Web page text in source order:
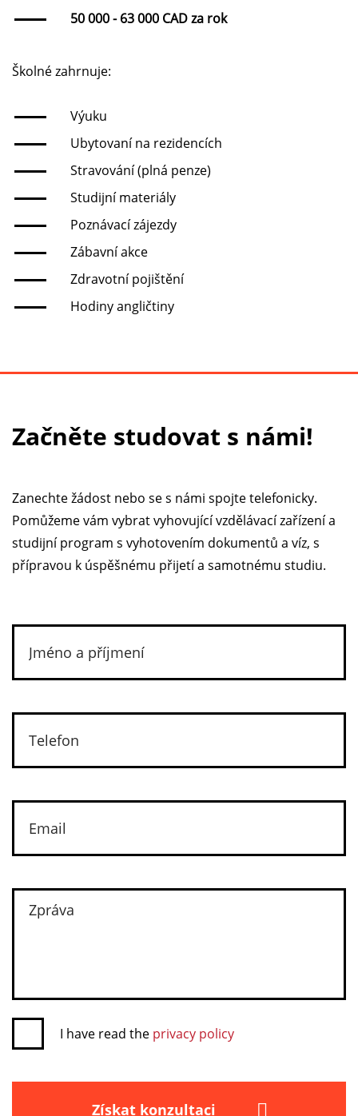
50 000 - 63 000 CAD za rok
Školné zahrnuje:
Výuku
Ubytovaní na rezidencích
Stravování (plná penze)
Studijní materiály
Poznávací zájezdy
Zábavní akce
Zdravotní pojištění
Hodiny angličtiny
Začněte studovat s námi!
Zanechte žádost nebo se s námi spojte telefonicky.
Pomůžeme vám vybrat vyhovující vzdělávací zařízení a
studijní program s vyhotovením dokumentů a víz, s
přípravou k úspěšnému přijetí a samotnému studiu.
I have read the privacy policy
Získat konzultaci